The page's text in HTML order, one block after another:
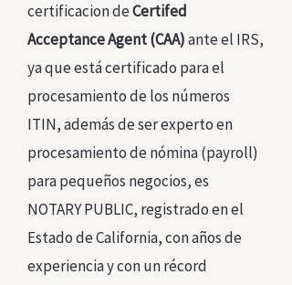
certificacion deCertifed
Acceptance Agent (CAA)ante el IRS,
ya que está certificado para el
procesamiento de los números
ITIN, además de ser experto en
procesamiento de nómina (payroll)
para pequeños negocios, es
NOTARY PUBLIC, registrado en el
Estado de California, con años de
experiencia y con un récord